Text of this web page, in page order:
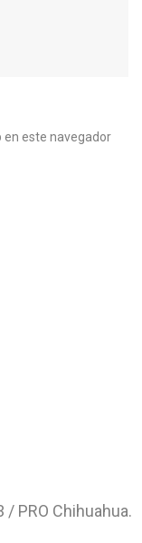
en este navegador
PRO Chihuahua.